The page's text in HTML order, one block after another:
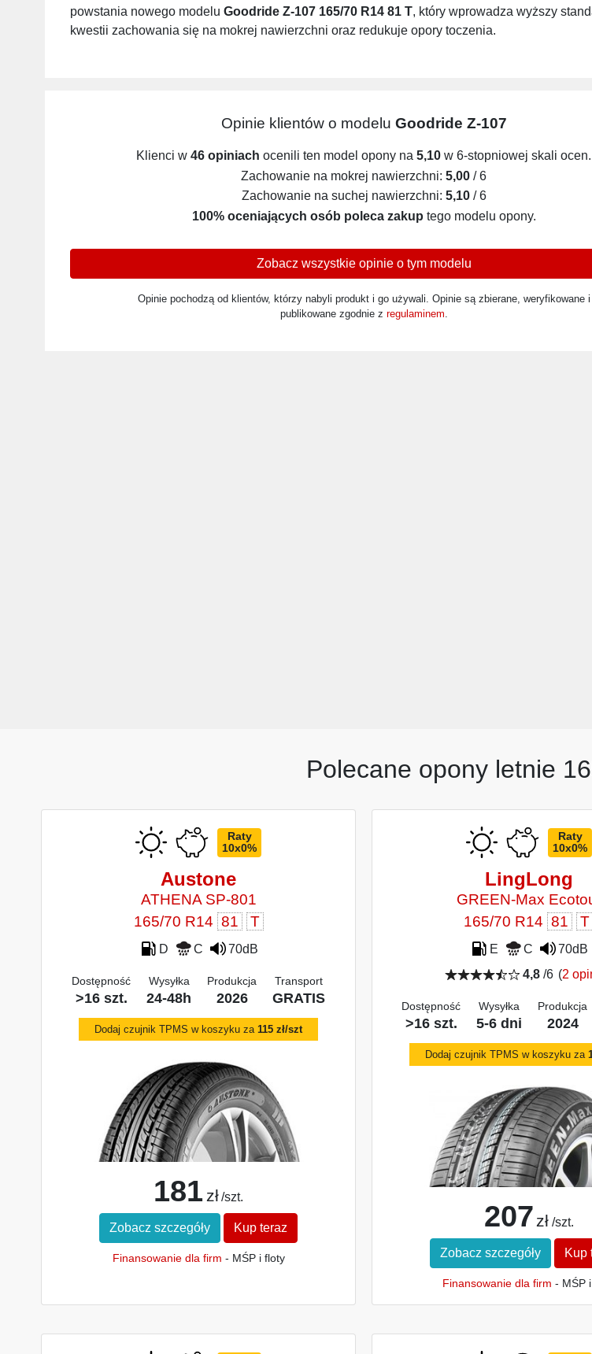
powstania nowego modelu Goodride Z-107 165/70 R14 81 T, który wprowadza wyższy
kwestii zachowania się na mokrej nawierzchni oraz redukuje opory toczenia.
Opinie klientów o modelu Goodride Z-107
Klienci w 46 opiniach ocenili ten model opony na 5,10 w 6-stopniowej skali ocen.
Zachowanie na mokrej nawierzchni: 5,00 / 6
Zachowanie na suchej nawierzchni: 5,10/ 6
100% oceniających osób poleca zakup tego modelu opony.
Zobacz wszystkie opinie o tym modelu
Opinie pochodzą od klientów, którzy nabyli produkt i go używali. Opinie są zbierane, weryfikowane i
publikowane zgodnie z regulaminem
Polecane opony letnie
Raty
10x0%
Austone
ATHENA SP-801
165/70 R14 81 T
D C 70dB
Dostępność
>16 szt.
Wysyłka
24-48h
Produkcja
2026
Transport
GRATIS
Dodaj czujnik TPMS w koszyku za 115 zł/szt
181 zł /szt.
Zobacz szczegóły Kup teraz
Finansowanie dla firm - MŚP i floty
Raty
10x0%
LingLong
GREEN-Max
165/70 R14 81 T
E C
70dB
4,8/6 (2
Dostępność
>16 szt.
Wysyłka
5-6 dni
Produkcja
2024
Dodaj czujnik TPMS w koszyku za
207 zł /szt.
Zobacz szczegóły Kup
Finansowanie dla firm - MŚP